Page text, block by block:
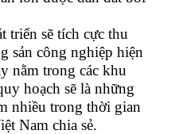
triển sẽ tích cực thu
sản công nghiệp hiện
nằm trong các khu
hoạch sẽ là những
nhiều trong thời gian
Nam chia sẻ.